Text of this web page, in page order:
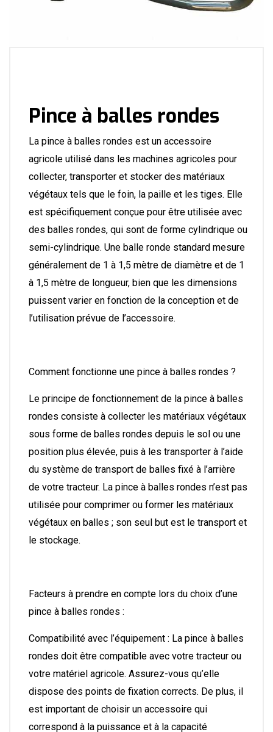
Pince à balles rondes
La pince à balles rondes est un accessoire
agricole utilisé dans les machines agricoles pour
collecter, transporter et stocker des matériaux
végétaux tels que le foin, la paille et les tiges. Elle
est spécifiquement conçue pour être utilisée avec
des balles rondes, qui sont de forme cylindrique ou
semi-cylindrique. Une balle ronde standard mesure
généralement de 1 à 1,5 mètre de diamètre et de 1
à 1,5 mètre de longueur, bien que les dimensions
puissent varier en fonction de la conception et de
l’utilisation prévue de l’accessoire.
Comment fonctionne une pince à balles rondes ?
Le principe de fonctionnement de la pince à balles
rondes consiste à collecter les matériaux végétaux
sous forme de balles rondes depuis le sol ou une
position plus élevée, puis à les transporter à l’aide
du système de transport de balles fixé à l’arrière
de votre tracteur. La pince à balles rondes n’est pas
utilisée pour comprimer ou former les matériaux
végétaux en balles ; son seul but est le transport et
le stockage.
Facteurs à prendre en compte lors du choix d’une
pince à balles rondes :
Compatibilité avec l’équipement : La pince à balles
rondes doit être compatible avec votre tracteur ou
votre matériel agricole. Assurez-vous qu’elle
dispose des points de fixation corrects. De plus, il
est important de choisir un accessoire qui
correspond à la puissance et à la capacité